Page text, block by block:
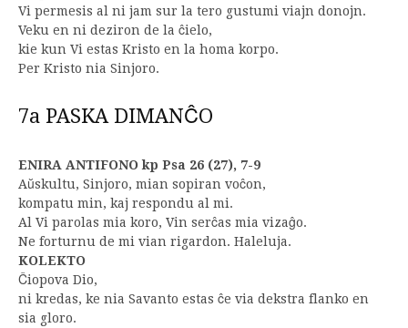
Vi permesis al ni jam sur la tero gustumi viajn donojn.
Veku en ni deziron de la ĉielo,
kie kun Vi estas Kristo en la homa korpo.
Per Kristo nia Sinjoro.
7a PASKA DIMANĈO
ENIRA ANTIFONO kp Psa 26 (27), 7-9
Aŭskultu, Sinjoro, mian sopiran voĉon,
kompatu min, kaj respondu al mi.
Al Vi parolas mia koro, Vin serĉas mia vizaĝo.
Ne forturnu de mi vian rigardon. Haleluja.
KOLEKTO
Ĉiopova Dio,
ni kredas, ke nia Savanto estas ĉe via dekstra flanko en
sia gloro.